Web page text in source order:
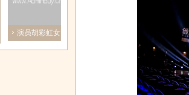
演员胡彩虹女
士受邀担任
粉嫩公主，
健康美丽生